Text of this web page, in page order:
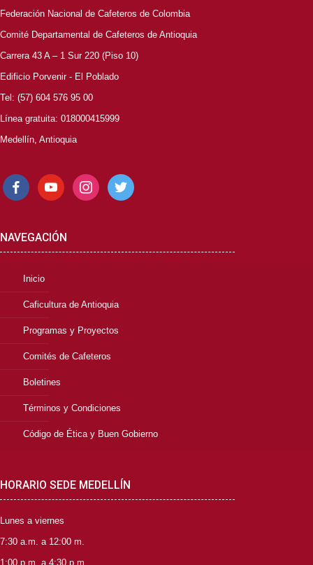
Federación Nacional de Cafeteros de Colombia
Comité Departamental de Cafeteros de Antioquia
Carrera 43 A – 1 Sur 220 (Piso 10)
Edificio Porvenir - El Poblado
Tel: (57) 604 576 95 00
Línea gratuita: 018000415999
Medellín, Antioquia
facebookyoutube instagramtwitter
NAVEGACIÓN
Inicio
Caficultura de Antioquia
Programas y Proyectos
Comités de Cafeteros
Boletines
Términos y Condiciones
Código de Ética y Buen Gobierno
HORARIO SEDE MEDELLÍN
Lunes a viernes
7:30 a.m. a 12:00 m.
1:00 p.m. a 4:30 p.m.